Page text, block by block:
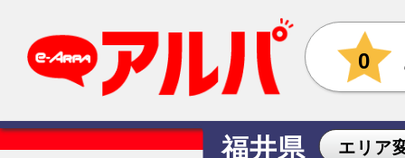
0
福井県 エリア